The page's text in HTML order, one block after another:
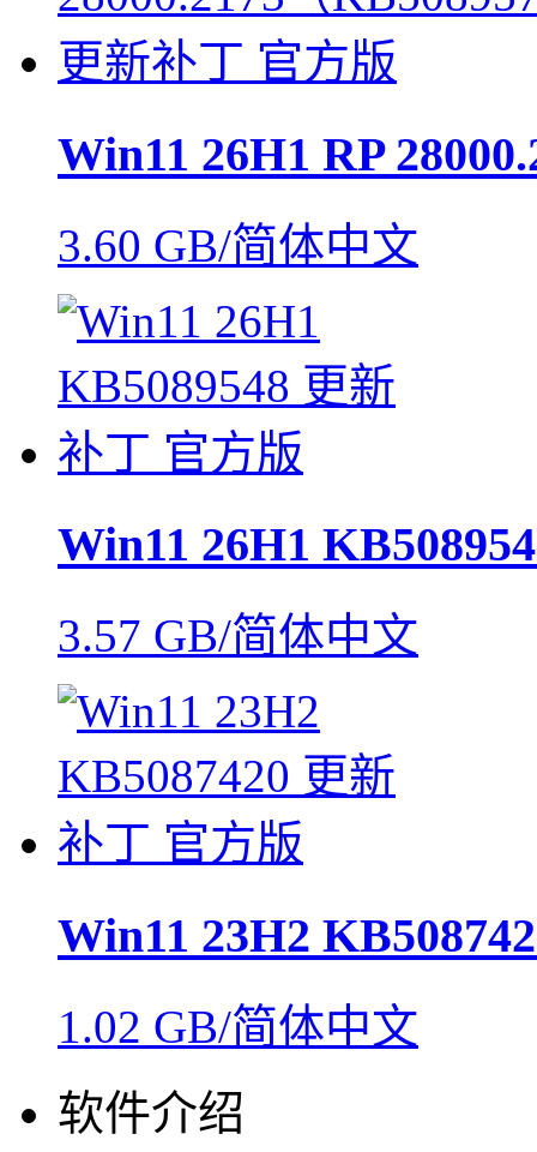
Win11 26H1 RP
3.60 GB/简体中文
Win11 26H1
3.57 GB/简体中文
Win11 23H2
1.02 GB/简体中文
软件介绍